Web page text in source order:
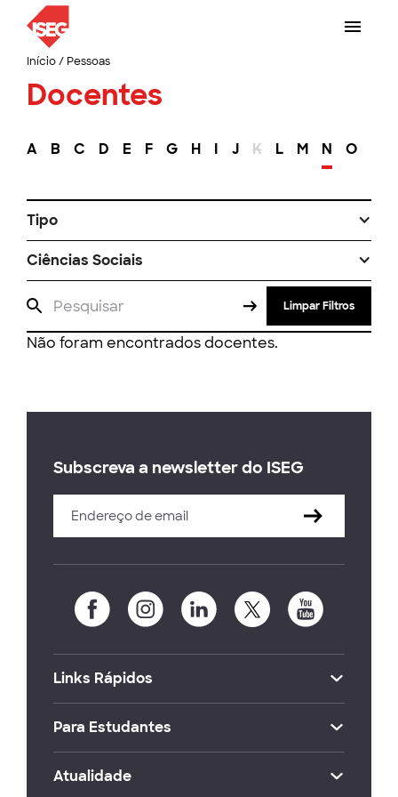
Início/ Pessoas
Docentes
A B C D E F G H I J K L M N O
Tipo
Ciências Sociais
Limpar Filtros
Não foram encontrados docentes.
Subscreva a newsletter do ISEG
Links Rápidos
Para Estudantes
Atualidade